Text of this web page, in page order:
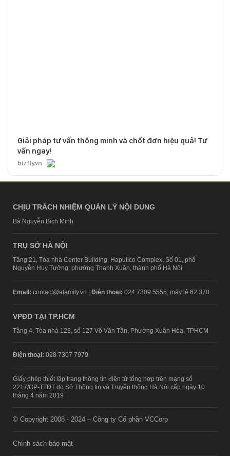
Giải pháp tư vấn thông minh và chốt đơn hiệu quả! Tư
vấn ngay!
bizfly.vn
CHỊU TRÁCH NHIỆM QUẢN LÝ NỘI DUNG
Bà Nguyễn Bích Minh
TRỤ SỞ HÀ NỘI
Tầng 21, Tòa nhà Center Building, Hapulico Complex, Số 01, phố
Nguyễn Huy Tưởng, phường Thanh Xuân, thành phố Hà Nội
Email: contact@afamily.vn | Điện thoại: 024 7309 5555, máy lẻ 62.370
VPĐD TẠI TP.HCM
Tầng 4, Tòa nhà 123, số 127 Võ Văn Tần, Phường Xuân Hòa, TPHCM
Điện thoại: 028 7307 7979
Giấy phép thiết lập trang thông tin điện tử tổng hợp trên mạng số
2217/GP-TTĐT do Sở Thông tin và Truyền thông Hà Nội cấp ngày 10
tháng 4 năm 2019
© Copyright 2008 - 2024 – Công ty Cổ phần VCCorp
Chính sách bảo mật